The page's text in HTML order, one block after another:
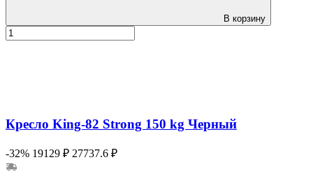
В корзину
Кресло King-82 Strong 150 kg Черный
-32% 19129 ₽ 27737.6 ₽